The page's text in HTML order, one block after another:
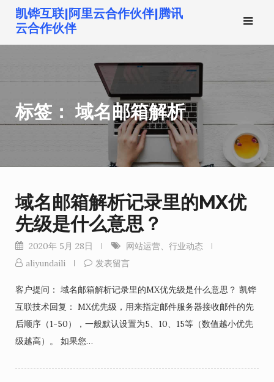
到
凯铧互联|阿里云合作伙伴|腾讯
云合作伙伴
标签：域名邮箱解析
域名邮箱解析记录里的MX优
先级是什么意思？
2020年 5月 28日 网站运营、 行业动态
aliyundaili
发表留言
客户提问： 域名邮箱解析记录里的MX优先级是什么意思？ 凯铧
互联技术回复： MX优先级，用来指定邮件服务器接收邮件的先
后顺序（1-50），一般默认设置为5、10、15等（数值越小优先
级越高）。 如果您…